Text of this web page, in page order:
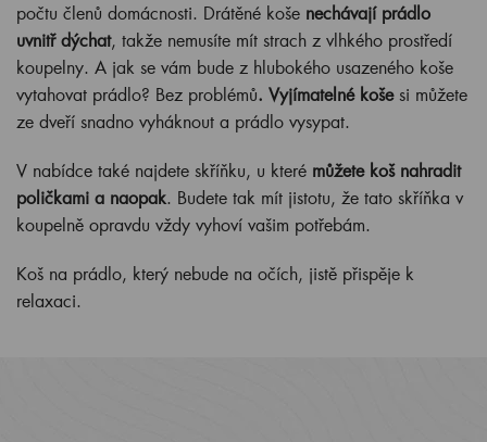
počtu členů domácnosti. Drátěné koše nechávají prádlo
uvnitř dýchat, takže nemusíte mít strach z vlhkého prostředí
koupelny. A jak se vám bude z hlubokého usazeného koše
vytahovat prádlo? Bez problémů. Vyjímatelné košesi můžete
ze dveří snadno vyháknout a prádlo vysypat.
V nabídce také najdete skříňku, u které můžete koš nahradit
poličkami a naopak. Budete tak mít jistotu, že tato skříňka v
koupelně opravdu vždy vyhoví vašim potřebám.
Koš na prádlo, který nebude na očích, jistě přispěje k
relaxaci.